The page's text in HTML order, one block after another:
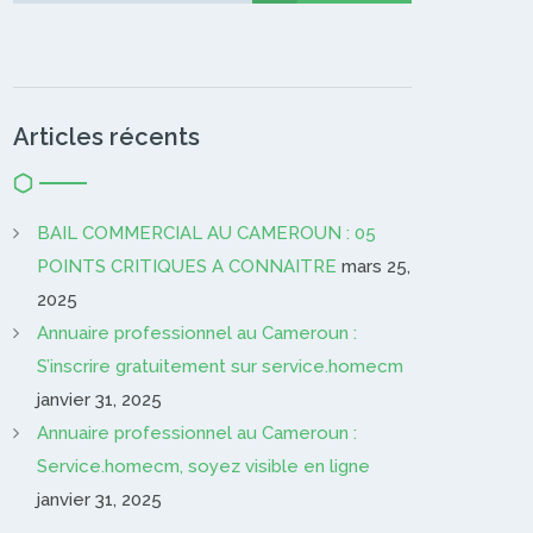
Articles récents
BAIL COMMERCIAL AU CAMEROUN : 05
POINTS CRITIQUES A CONNAITRE mars 25,
2025
Annuaire professionnel au Cameroun :
S’inscrire gratuitement sur service.homecm
janvier 31, 2025
Annuaire professionnel au Cameroun :
Service.homecm, soyez visible en ligne
janvier 31, 2025